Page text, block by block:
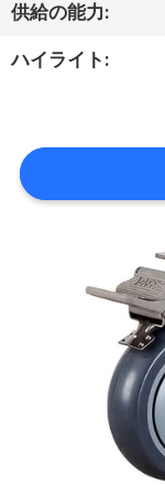
に
つ
て
供給の能力:
ハイライト: